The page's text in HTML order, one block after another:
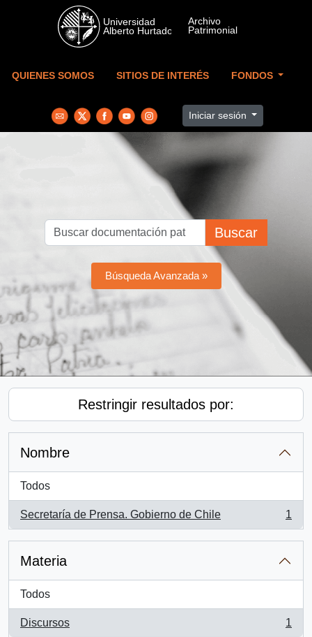
Skip to main content
QUIENES SOMOS SITIOS DE INTERÉS FONDOS
Iniciar sesión
Buscar
Búsqueda Avanzada »
Restringir resultados por:
Nombre
Todos
Secretaría de Prensa. Gobierno de Chile
, 1 resultados
1
Materia
Todos
Discursos
, 1 resultados
1